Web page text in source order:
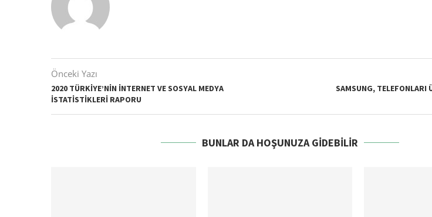
Önceki Yazı
2020 TÜRKIYE’NIN İNTERNET VE SOSYAL MEDYA
İSTATISTIKLERI RAPORU
SAMSUNG, TELEFONLARI
BUNLAR DA HOŞUNUZA GIDEBILIR